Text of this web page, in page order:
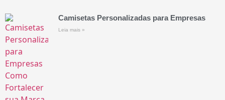
Camisetas Personalizadas para Empresas
Leia mais »